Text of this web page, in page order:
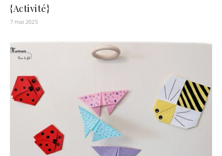
{Activité}
7 mai 2025